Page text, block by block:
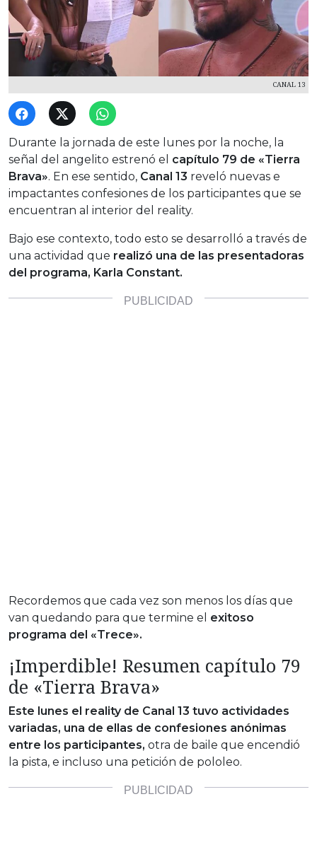
CANAL 13
Durante la jornada de este lunes por la noche, la
señal del angelito estrenó el capítulo 79 de «Tierra
Brava». En ese sentido, Canal 13 reveló nuevas e
impactantes confesiones de los participantes que se
encuentran al interior del reality.
Bajo ese contexto, todo esto se desarrolló a través de
una actividad que realizó una de las presentadoras
del programa, Karla Constant.
Recordemos que cada vez son menos los días que
van quedando para que termine el exitoso
programa del «Trece».
¡Imperdible! Resumen capítulo 79
de «Tierra Brava»
Este lunes el reality de Canal 13 tuvo actividades
variadas, una de ellas de confesiones anónimas
entre los participantes, otra de baile que encendió
la pista, e incluso una petición de pololeo.